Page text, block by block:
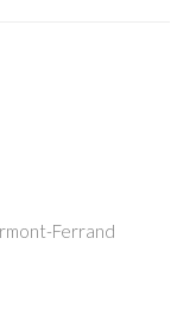
Ferrand